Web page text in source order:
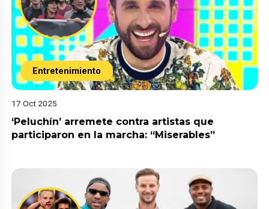
Entretenimiento
17 Oct 2025
‘Peluchín’ arremete contra artistas que
participaron en la marcha: “Miserables”